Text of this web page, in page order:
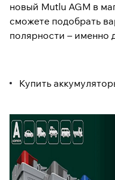
новый Mutlu AGM в
сможете подобрать
полярности – именно
Купить